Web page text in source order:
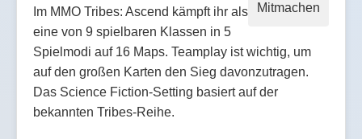
Mitmachen
Im MMO Tribes: Ascend kämpft ihr als
eine von 9 spielbaren Klassen in 5
Spielmodi auf 16 Maps. Teamplay ist wichtig, um
auf den großen Karten den Sieg davonzutragen.
Das Science Fiction-Setting basiert auf der
bekannten Tribes-Reihe.